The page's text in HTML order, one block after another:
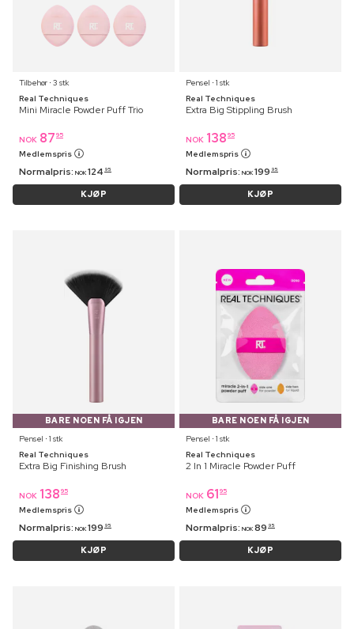
Tilbehør ⋅ 3 stk
Real Techniques
Mini Miracle Powder Puff Trio
NOK 87 95
Medlemspris
Normalpris: NOK 124 95
KJØP
Pensel ⋅ 1 stk
Real Techniques
Extra Big Stippling Brush
NOK 138 95
Medlemspris
Normalpris: NOK 199 95
KJØP
BARE NOEN FÅ IGJEN
Pensel ⋅ 1 stk
Real Techniques
Extra Big Finishing Brush
NOK 138 95
Medlemspris
Normalpris: NOK 199 95
KJØP
BARE NOEN FÅ IGJEN
Pensel ⋅ 1 stk
Real Techniques
2 In 1 Miracle Powder Puff
NOK 61 95
Medlemspris
Normalpris: NOK 89 95
KJØP